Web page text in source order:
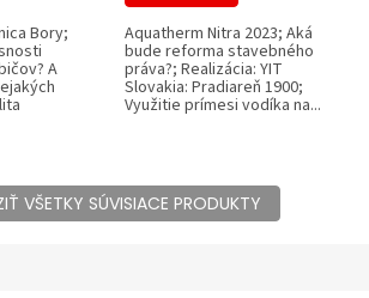
Bory;
A
Aquatherm Nitra 2023; Aká
bude reforma stavebného
práva?; Realizácia: YIT
Slovakia: Pradiareň 1900;
Využitie prímesi vodíka na...
VŠETKY SÚVISIACE PRODUKTY